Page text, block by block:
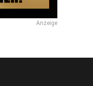
Anzeige